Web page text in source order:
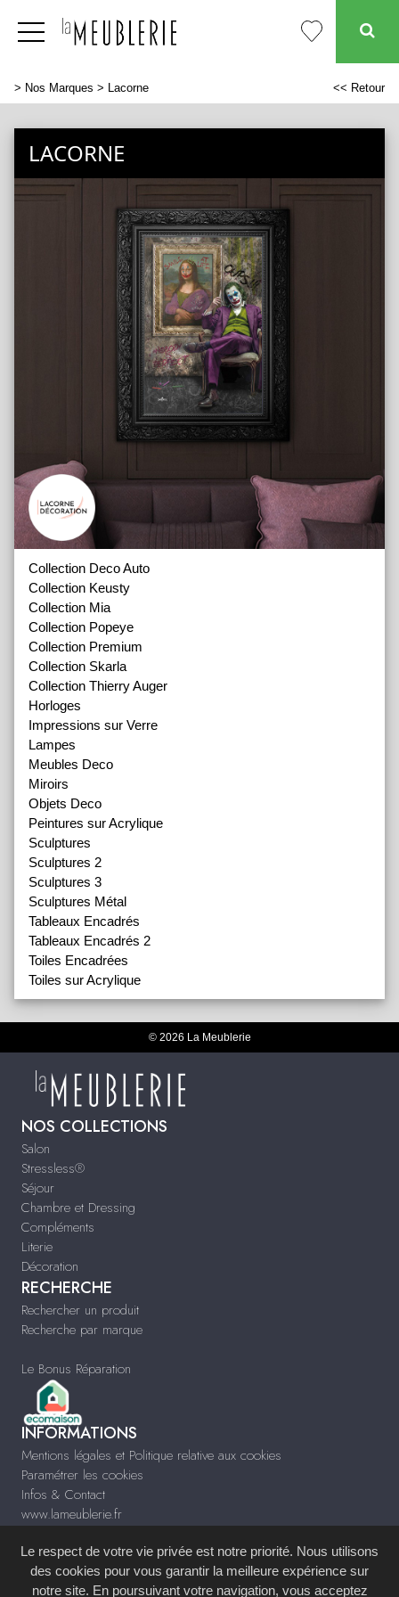
> Nos Marques > Lacorne << Retour
LACORNE
Collection Deco Auto
Collection Keusty
Collection Mia
Collection Popeye
Collection Premium
Collection Skarla
Collection Thierry Auger
Horloges
Impressions sur Verre
Lampes
Meubles Deco
Miroirs
Objets Deco
Peintures sur Acrylique
Sculptures
Sculptures 2
Sculptures 3
Sculptures Métal
Tableaux Encadrés
Tableaux Encadrés 2
Toiles Encadrées
Toiles sur Acrylique
© 2026 La Meublerie
NOS COLLECTIONS
Salon
Stressless®
Séjour
Chambre et Dressing
Compléments
Literie
Décoration
RECHERCHE
Rechercher un produit
Recherche par marque
Le Bonus Réparation
INFORMATIONS
Mentions légales et Politique relative aux cookies
Paramétrer les cookies
Infos & Contact
www.lameublerie.fr
Le respect de votre vie privée est notre priorité. Nous utilisons
des cookies pour vous garantir la meilleure expérience sur
notre site. En poursuivant votre navigation, vous acceptez